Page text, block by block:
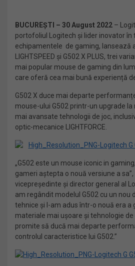
BUCUREȘTI – 30 August 2022 –
portofoliul Logitech și lider inovator în
echipamentele de gaming, lansează
LIGHTSPEED și G502 X PLUS, trei
mai popular mouse de gaming din
care oferă cea mai bună experiență
G502 X duce mai departe
mouse-ului G502 printr-un upgrade la
mai avansate tehnologii de joc,
optic-mecanice LIGHTFORCE.
„G502 este un mouse iconic in
gameri aștepta o nouă versiune a sa”,
vicepreședinte și director general al
am regândit modelul G502 cu un nou
tehnice și l-am adus într-o nouă era a
materiale mai ușoare și tehnologie de
promite să ducă mai departe
controlul caracteristice lui G502.”